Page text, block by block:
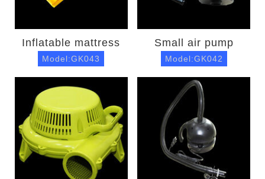
Inflatable mattress
Model:GK043
Small air pump
Model:GK042